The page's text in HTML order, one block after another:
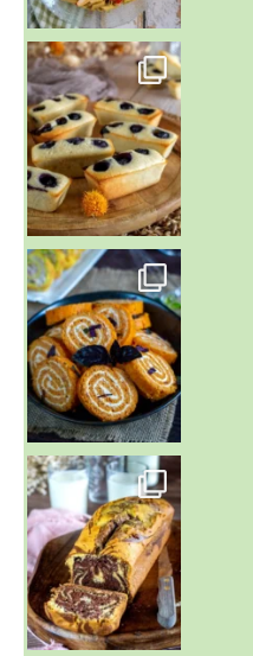
~ FINANCIERS MYRTILLES ET CITRON ~
Aujourd'hu